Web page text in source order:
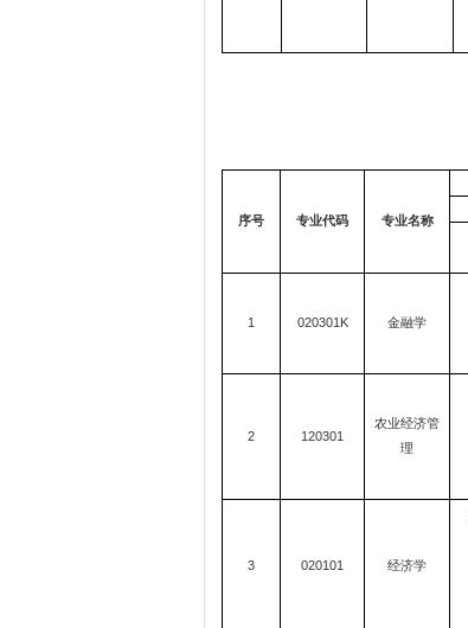
序号 专业代码 专业名称
1 020301K 金融学
2 120301
农业经济管
理
3 020101 经济学